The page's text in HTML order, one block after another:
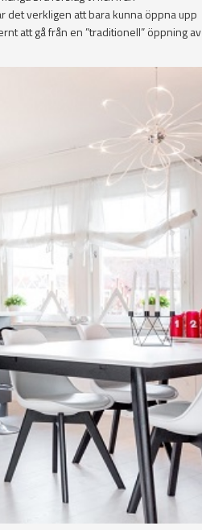
det verkligen att bara kunna öppna upp
att gå från en ”traditionell” öppning av